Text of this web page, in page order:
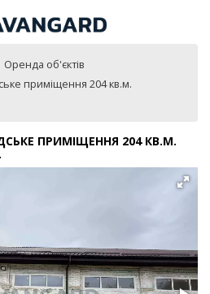
Оренда об'єктів
приміщення 204 кв.м.
ПРИМІЩЕННЯ 204 КВ.М.